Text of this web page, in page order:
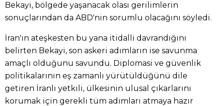
Bekayi, bölgede yaşanacak olası gerilimlerin
sonuçlarından da ABD'nin sorumlu olacağını söyledi.
İran'ın ateşkesten bu yana itidalli davrandığını
belirten Bekayi, son askeri adımların ise savunma
amaçlı olduğunu savundu. Diplomasi ve güvenlik
politikalarının eş zamanlı yürütüldüğünü dile
getiren İranlı yetkili, ülkesinin ulusal çıkarlarını
korumak için gerekli tüm adımları atmaya hazır